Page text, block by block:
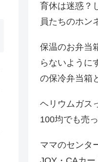
育休は迷惑？
員たちのホン
保温のお弁当
らないように
の保冷弁当箱
ヘリウムガス
100均でも売
ママのセンタ